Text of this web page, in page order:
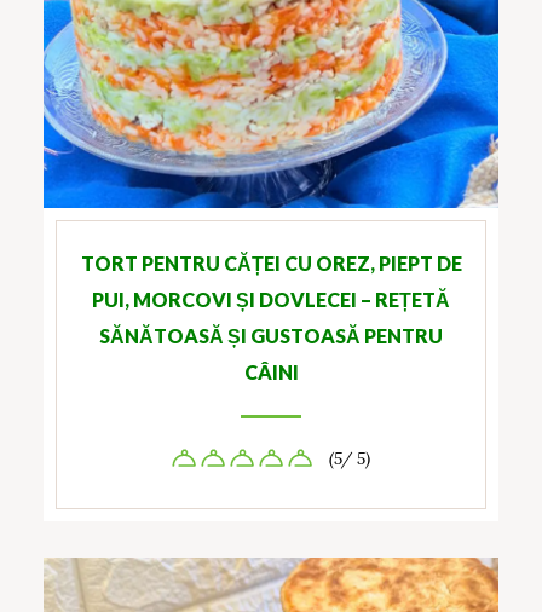
TORT PENTRU CĂȚEI CU OREZ, PIEPT DE
PUI, MORCOVI ȘI DOVLECEI – REȚETĂ
SĂNĂTOASĂ ȘI GUSTOASĂ PENTRU
CÂINI
(5/ 5)